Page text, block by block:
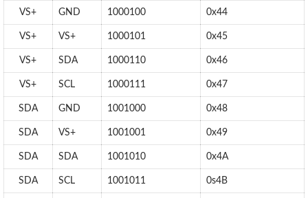
VS+ GND 1000100 0x44
VS+ VS+ 1000101 0x45
VS+ SDA 1000110 0x46
VS+ SCL 1000111 0x47
SDA GND 1001000 0x48
SDA VS+ 1001001 0x49
SDA SDA 1001010 0x4A
SDA SCL 1001011 0s4B